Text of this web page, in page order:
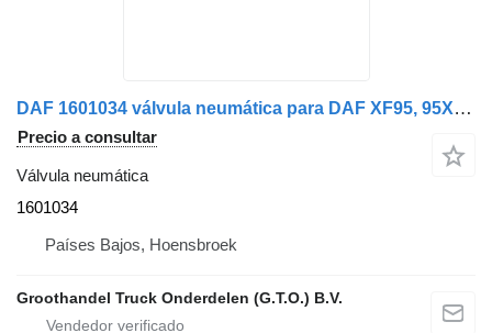
DAF 1601034 válvula neumática para DAF XF95, 95XF, CF75, CF85, XF105, CF75IV, CF85IV camión
Precio a consultar
Válvula neumática
1601034
Países Bajos, Hoensbroek
Groothandel Truck Onderdelen (G.T.O.) B.V.